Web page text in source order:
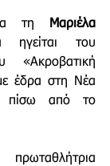
τη
Μαριέλα
του
«Ακροβατική
έδρα στη Νέα
πίσω από το